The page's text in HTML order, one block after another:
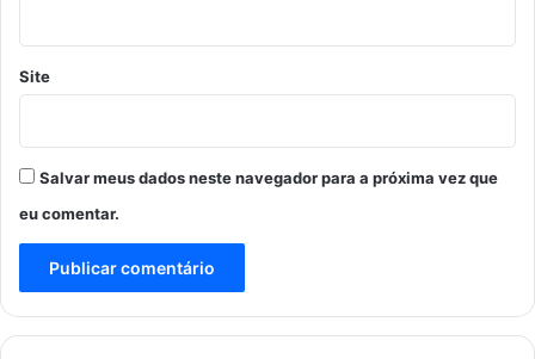
Site
Salvar meus dados neste navegador para a próxima vez que
eu comentar.